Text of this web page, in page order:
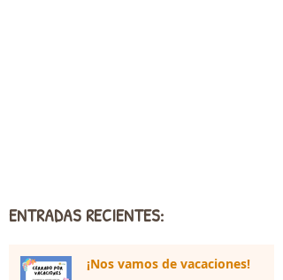
ENTRADAS RECIENTES:
¡Nos vamos de vacaciones!